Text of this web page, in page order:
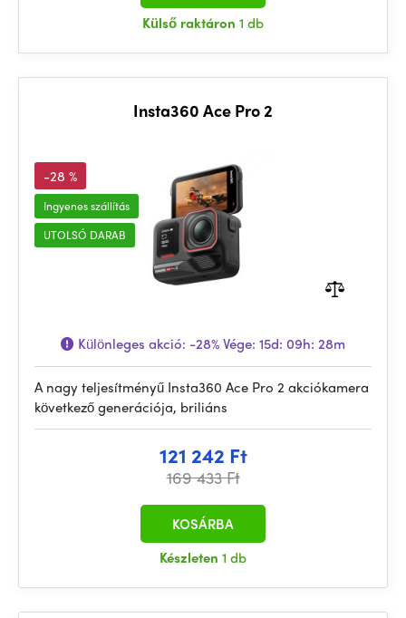
Külső raktáron 1 db
Insta360 Ace Pro 2
-28 %
Ingyenes szállítás
UTOLSÓ DARAB
Különleges akció: -28%Vége: 15d: 09h: 28m
A nagy teljesítményű Insta360 Ace Pro 2 akciókamera
következő generációja, briliáns
121 242 Ft
169 433 Ft
Készleten 1 db
KOSÁRBA